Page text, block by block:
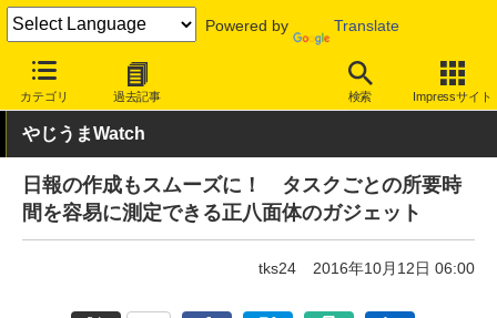
Powered by Translate
カテゴリ 過去記事 検索 Impressサイト
INTERNET Watch トピック
やじうまWatch
日報の作成もスムーズに！ タスクごとの所要時
間を容易に測定できる正八面体のガジェット
tks24 2016年10月12日 06:00